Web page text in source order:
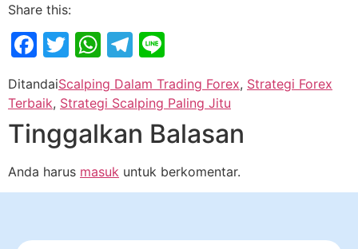
Share this:
Facebook
Twitter
WhatsApp
Telegram
DitandaiScalping Dalam Trading Forex, Strategi Forex
Terbaik, Strategi Scalping Paling Jitu
Tinggalkan Balasan
Anda harus masuk untuk berkomentar.